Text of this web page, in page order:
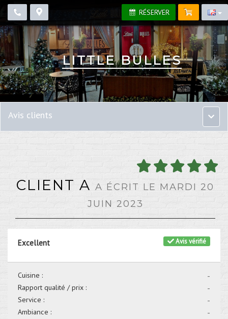
RÉSERVER
LITTLE BULLES
Menu
Avis clients
CLIENT A A ÉCRIT LE MARDI 20
JUIN 2023
Avis vérifié
Excellent
-
Cuisine :
-
Rapport qualité / prix :
-
Service :
-
Ambiance :